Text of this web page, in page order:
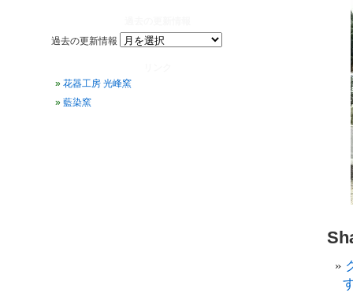
過去の更新情報
花器工房 光峰窯
藍染窯